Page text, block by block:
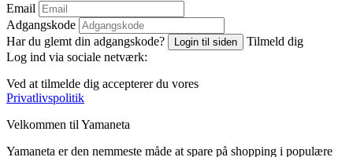
Email
Adgangskode
Har du glemt din adgangskode?
Login til siden
Tilmeld dig
Log ind via sociale netværk:
Ved at tilmelde dig accepterer du vores
Privatlivspolitik
Velkommen til Yamaneta
Yamaneta er den nemmeste måde at spare på shopping i populære